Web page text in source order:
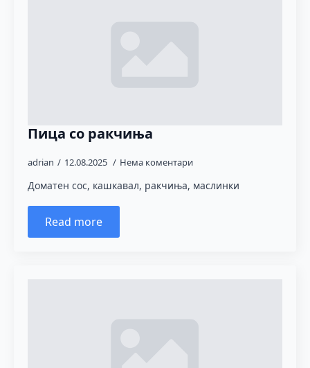
Пица со ракчиња
adrian 12.08.2025 Нема коментари
Доматен сос, кашкавал, ракчиња, маслинки
Read more